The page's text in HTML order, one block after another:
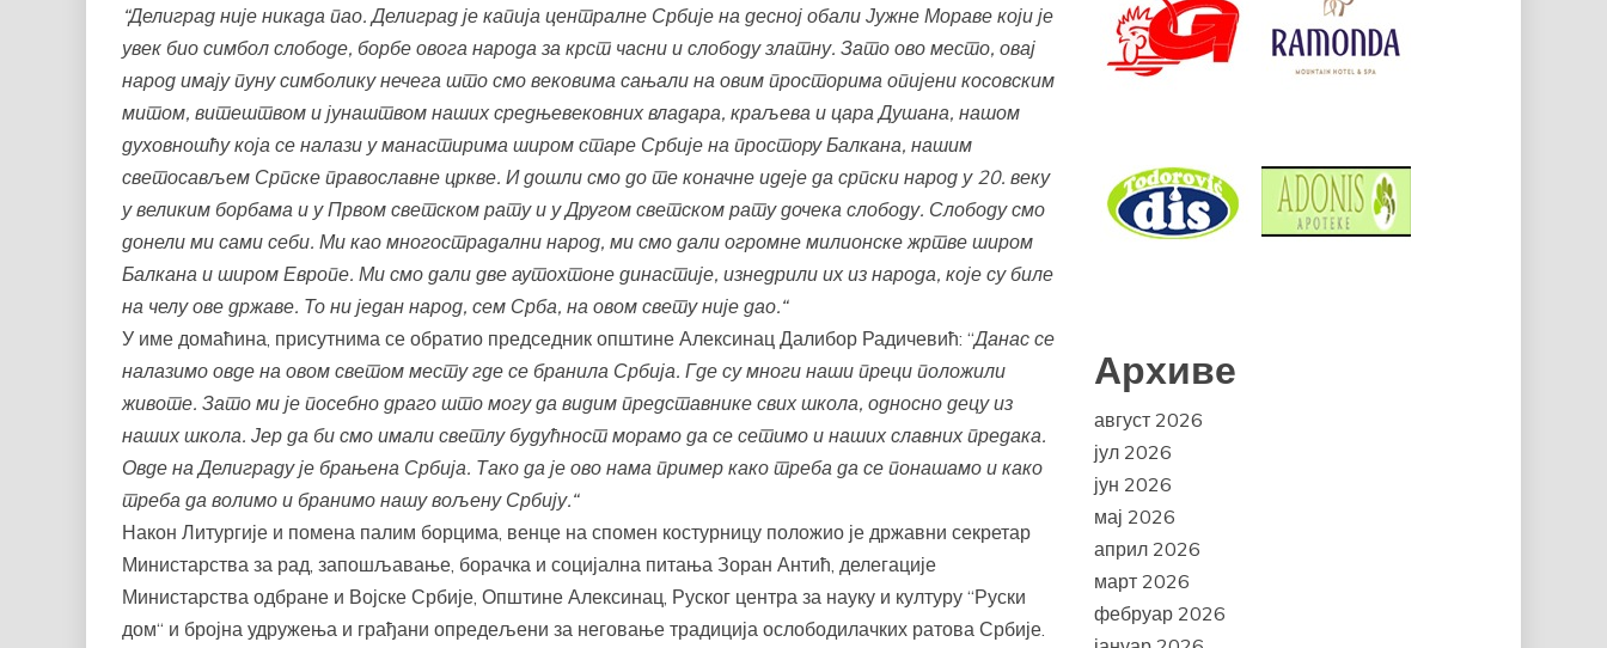
“Делиград није никада пао. Делиград је капија централне Србије на десној обали Јужне Мораве који је
увек био симбол слободе, борбе овога народа за крст часни и слободу златну. Зато ово место, овај
народ имају пуну симболику нечега што смо вековима сањали на овим просторима опијени косовским
митом, витештвом и јунаштвом наших средњевековних владара, краљева и цара Душана, нашом
духовношћу која се налази у манастирима широм старе Србије на простору Балкана, нашим
светосављем Српске православне цркве. И дошли смо до те коначне идеје да српски народ у 20. веку
у великим борбама и у Првом светском рату и у Другом светском рату дочека слободу. Слободу смо
донели ми сами себи. Ми као многострадални народ, ми смо дали огромне милионске жртве широм
Балкана и широм Европе. Ми смо дали две аутохтоне династије, изнедрили их из народа, које су биле
на челу ове државе. То ни један народ, сем Срба, на овом свету није дао.“
У име домаћина, присутнима се обратио председник општине Алексинац Далибор Радичевић: “Данас се
налазимо овде на овом светом месту где се бранила Србија. Где су многи наши преци положили
животе. Зато ми је посебно драго што могу да видим представнике свих школа, односно децу из
наших школа. Јер да би смо имали светлу будућност морамо да се сетимо и наших славних предака.
Овде на Делиграду је брањена Србија. Тако да је ово нама пример како треба да се понашамо и како
треба да волимо и бранимо нашу вољену Србију.“
Након Литургије и помена палим борцима, венце на спомен костурницу положио је државни секретар
Министарства за рад, запошљавање, борачка и социјална питања Зоран Антић, делегације
Министарства одбране и Војске Србије, Општине Алексинац, Руског центра за науку и културу “Руски
дом“ и бројна удружења и грађани опредељени за неговање традиција ослободилачких ратова Србије.
Архиве
август 2026
јул 2026
јун 2026
мај 2026
април 2026
март 2026
фебруар 2026